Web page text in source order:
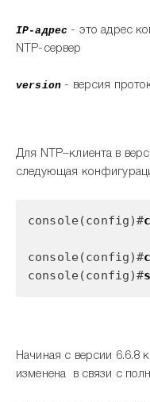
IP-адрес - это адрес
NTP-сервер
version - версия
Для NTP–клиента в
следующая
console(config)#
console(config)#
console(config)#
Начиная с версии 6.6.8
изменена в связи с